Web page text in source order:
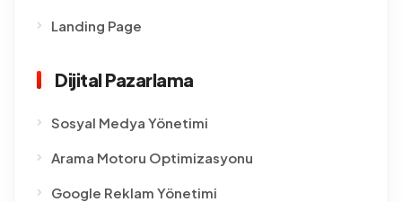
Landing Page
Dijital Pazarlama
Sosyal Medya Yönetimi
Arama Motoru Optimizasyonu
Google Reklam Yönetimi